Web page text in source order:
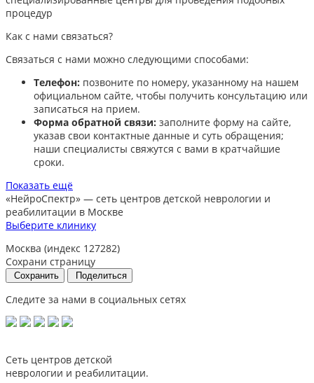
процедур
Как с нами связаться?
Связаться с нами можно следующими способами:​
Телефон: позвоните по номеру, указанному на нашем
официальном сайте, чтобы получить консультацию или
записаться на прием.​
Форма обратной связи: заполните форму на сайте,
указав свои контактные данные и суть обращения;
наши специалисты свяжутся с вами в кратчайшие
сроки.​
Показать ещё
«НейроСпектр» — сеть центров детской неврологии и
реабилитации в Москве
Выберите клинику
Москва (индекс 127282)
Сохрани страницу
Сохранить Поделиться
Следите за нами в социальных сетях
Сеть центров детской
неврологии и реабилитации.